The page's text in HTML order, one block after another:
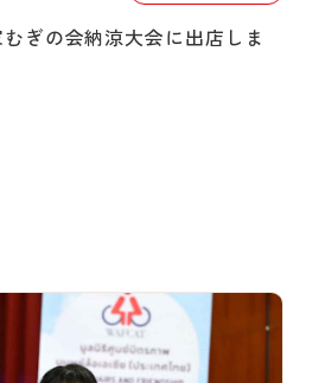
ぎの会納涼大会に出店しま